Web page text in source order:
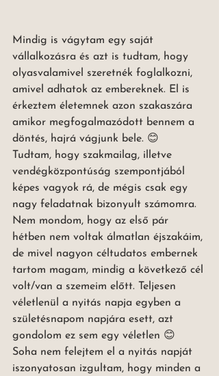
Mindig is vágytam egy saját
vállalkozásra és azt is tudtam, hogy
olyasvalamivel szeretnék foglalkozni,
amivel adhatok az embereknek. El is
érkeztem életemnek azon szakaszára
amikor megfogalmazódott bennem a
döntés, hajrá vágjunk bele. 😊
Tudtam, hogy szakmailag, illetve
vendégközpontúság szempontjából
képes vagyok rá, de mégis csak egy
nagy feladatnak bizonyult számomra.
Nem mondom, hogy az első pár
hétben nem voltak álmatlan éjszakáim,
de mivel nagyon céltudatos embernek
tartom magam, mindig a következő cél
volt/van a szemeim előtt. Teljesen
véletlenül a nyitás napja egyben a
születésnapom napjára esett, azt
gondolom ez sem egy véletlen 😊
Soha nem felejtem el a nyitás napját
iszonyatosan izgultam, hogy minden a